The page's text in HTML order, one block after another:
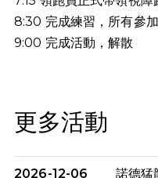
8:30 完成練習，所有參
9:00 完成活動，解散
更多活動
2026-12-06 諾德